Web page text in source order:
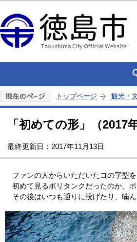
トップページ 観光・
「初めての形」（2017
最終更新日：2017年11月13日
ファンの人からいただいたコの字型
初めて見るポリタンクだったのか、
その後はいつも通りに投げたり、噛